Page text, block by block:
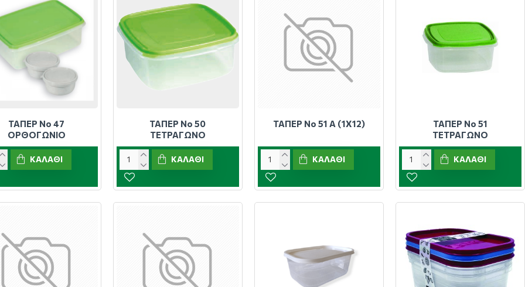
ΤΑΠΕΡ Νο 47
ΟΡΘΟΓΩΝΙΟ
ΚΑΛΆΘΙ
ΤΑΠΕΡ Νο 50
ΤΕΤΡΑΓΩΝΟ
ΚΑΛΆΘΙ
ΤΑΠΕΡ Νο 51 Α (1Χ12)
ΚΑΛΆΘΙ
ΤΑΠΕΡ Νο 51
ΤΕΤΡΑΓΩΝΟ
ΚΑΛΆΘΙ